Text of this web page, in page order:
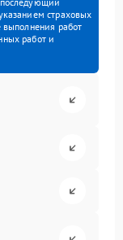
страховых
выполнения работ
работ и